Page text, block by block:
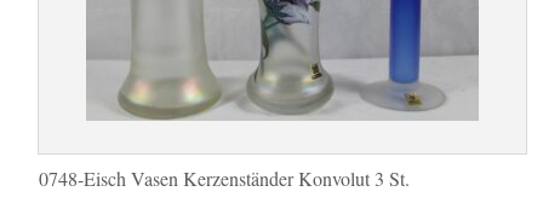
0748-Eisch Vasen Kerzenständer Konvolut 3 St.